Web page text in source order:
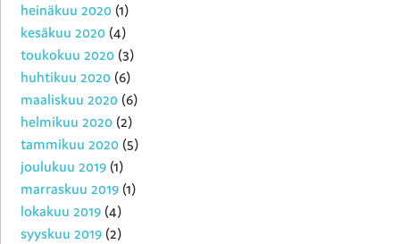
heinäkuu 2020 (1)
kesäkuu 2020 (4)
toukokuu 2020 (3)
huhtikuu 2020 (6)
maaliskuu 2020 (6)
helmikuu 2020 (2)
tammikuu 2020 (5)
joulukuu 2019 (1)
marraskuu 2019 (1)
lokakuu 2019 (4)
syyskuu 2019 (2)